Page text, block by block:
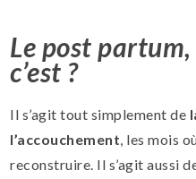
Le post partum,
c’est ?
Il s’agit tout simplement de
l’accouchement, les mois
reconstruire. Il s’agit aussi